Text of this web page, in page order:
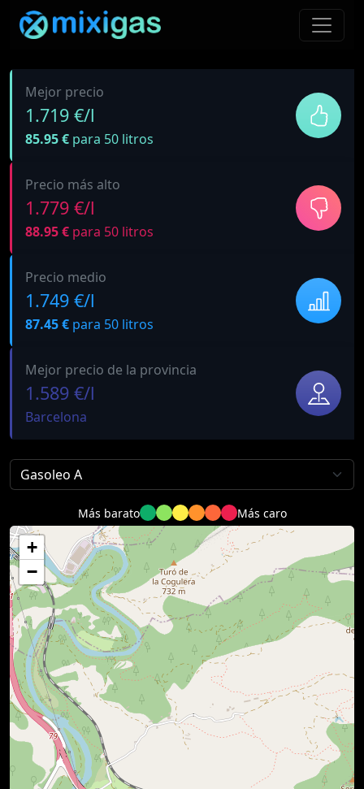
Mejor precio
1.719 €/l
85.95 € para 50 litros
Precio más alto
1.779 €/l
88.95 € para 50 litros
Precio medio
1.749 €/l
87.45 € para 50 litros
Mejor precio de la provincia
1.589 €/l
Barcelona
Más barato Más caro
+
−